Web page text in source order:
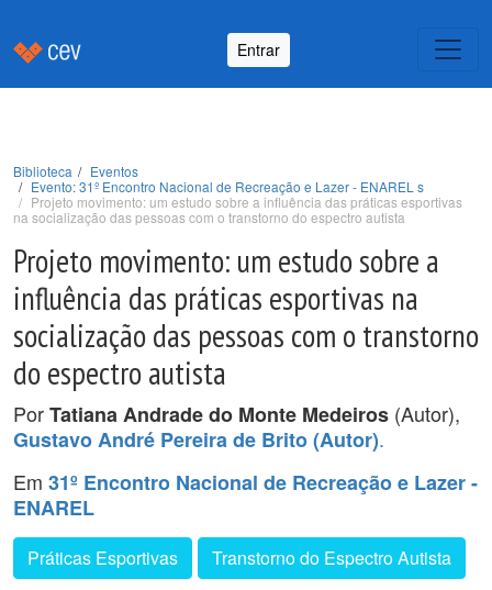
Entrar
Biblioteca
Eventos
Evento: 31º Encontro Nacional de Recreação e Lazer - ENAREL s
Projeto movimento: um estudo sobre a influência das práticas esportivas
na socialização das pessoas com o transtorno do espectro autista
Projeto movimento: um estudo sobre a
influência das práticas esportivas na
socialização das pessoas com o transtorno
do espectro autista
PorTatiana Andrade do Monte Medeiros (Autor),
Gustavo André Pereira de Brito (Autor).
Em 31º Encontro Nacional de Recreação e Lazer -
ENAREL
Práticas Esportivas Transtorno do Espectro Autista